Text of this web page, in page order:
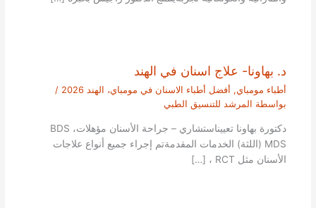
د. بهاونا- علاج اسنان في الهند
أطباء مومباي, أفضل أطباء الاسنان في مومباي، الهند 2026
/
بواسطة المرشد للتنسيق الطبي
دكتورة بهاونا تعييناستشاري – جراحة الأسنان مؤهلاتBDS ،
MDS (اللثة) الخدمات المقدمةتم إجراء جميع أنواع علاجات
الأسنان مثل RCT ، […]